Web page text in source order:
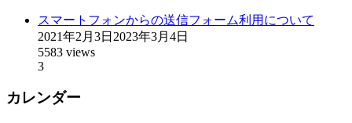
スマートフォンからの送信フォーム利用について
2021年2月3日 2023年3月4日
5583 views
3
カレンダー